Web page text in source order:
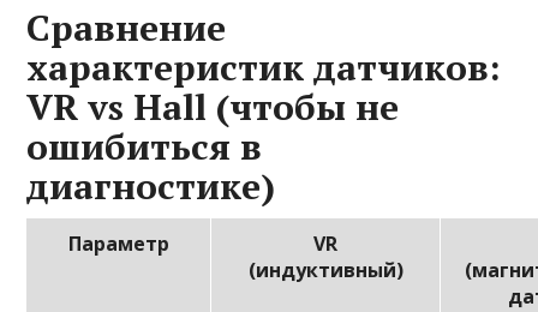
Сравнение
характеристик датчиков:
VR vs Hall (чтобы не
ошибиться в
диагностике)
Параметр
VR
(индуктивный)